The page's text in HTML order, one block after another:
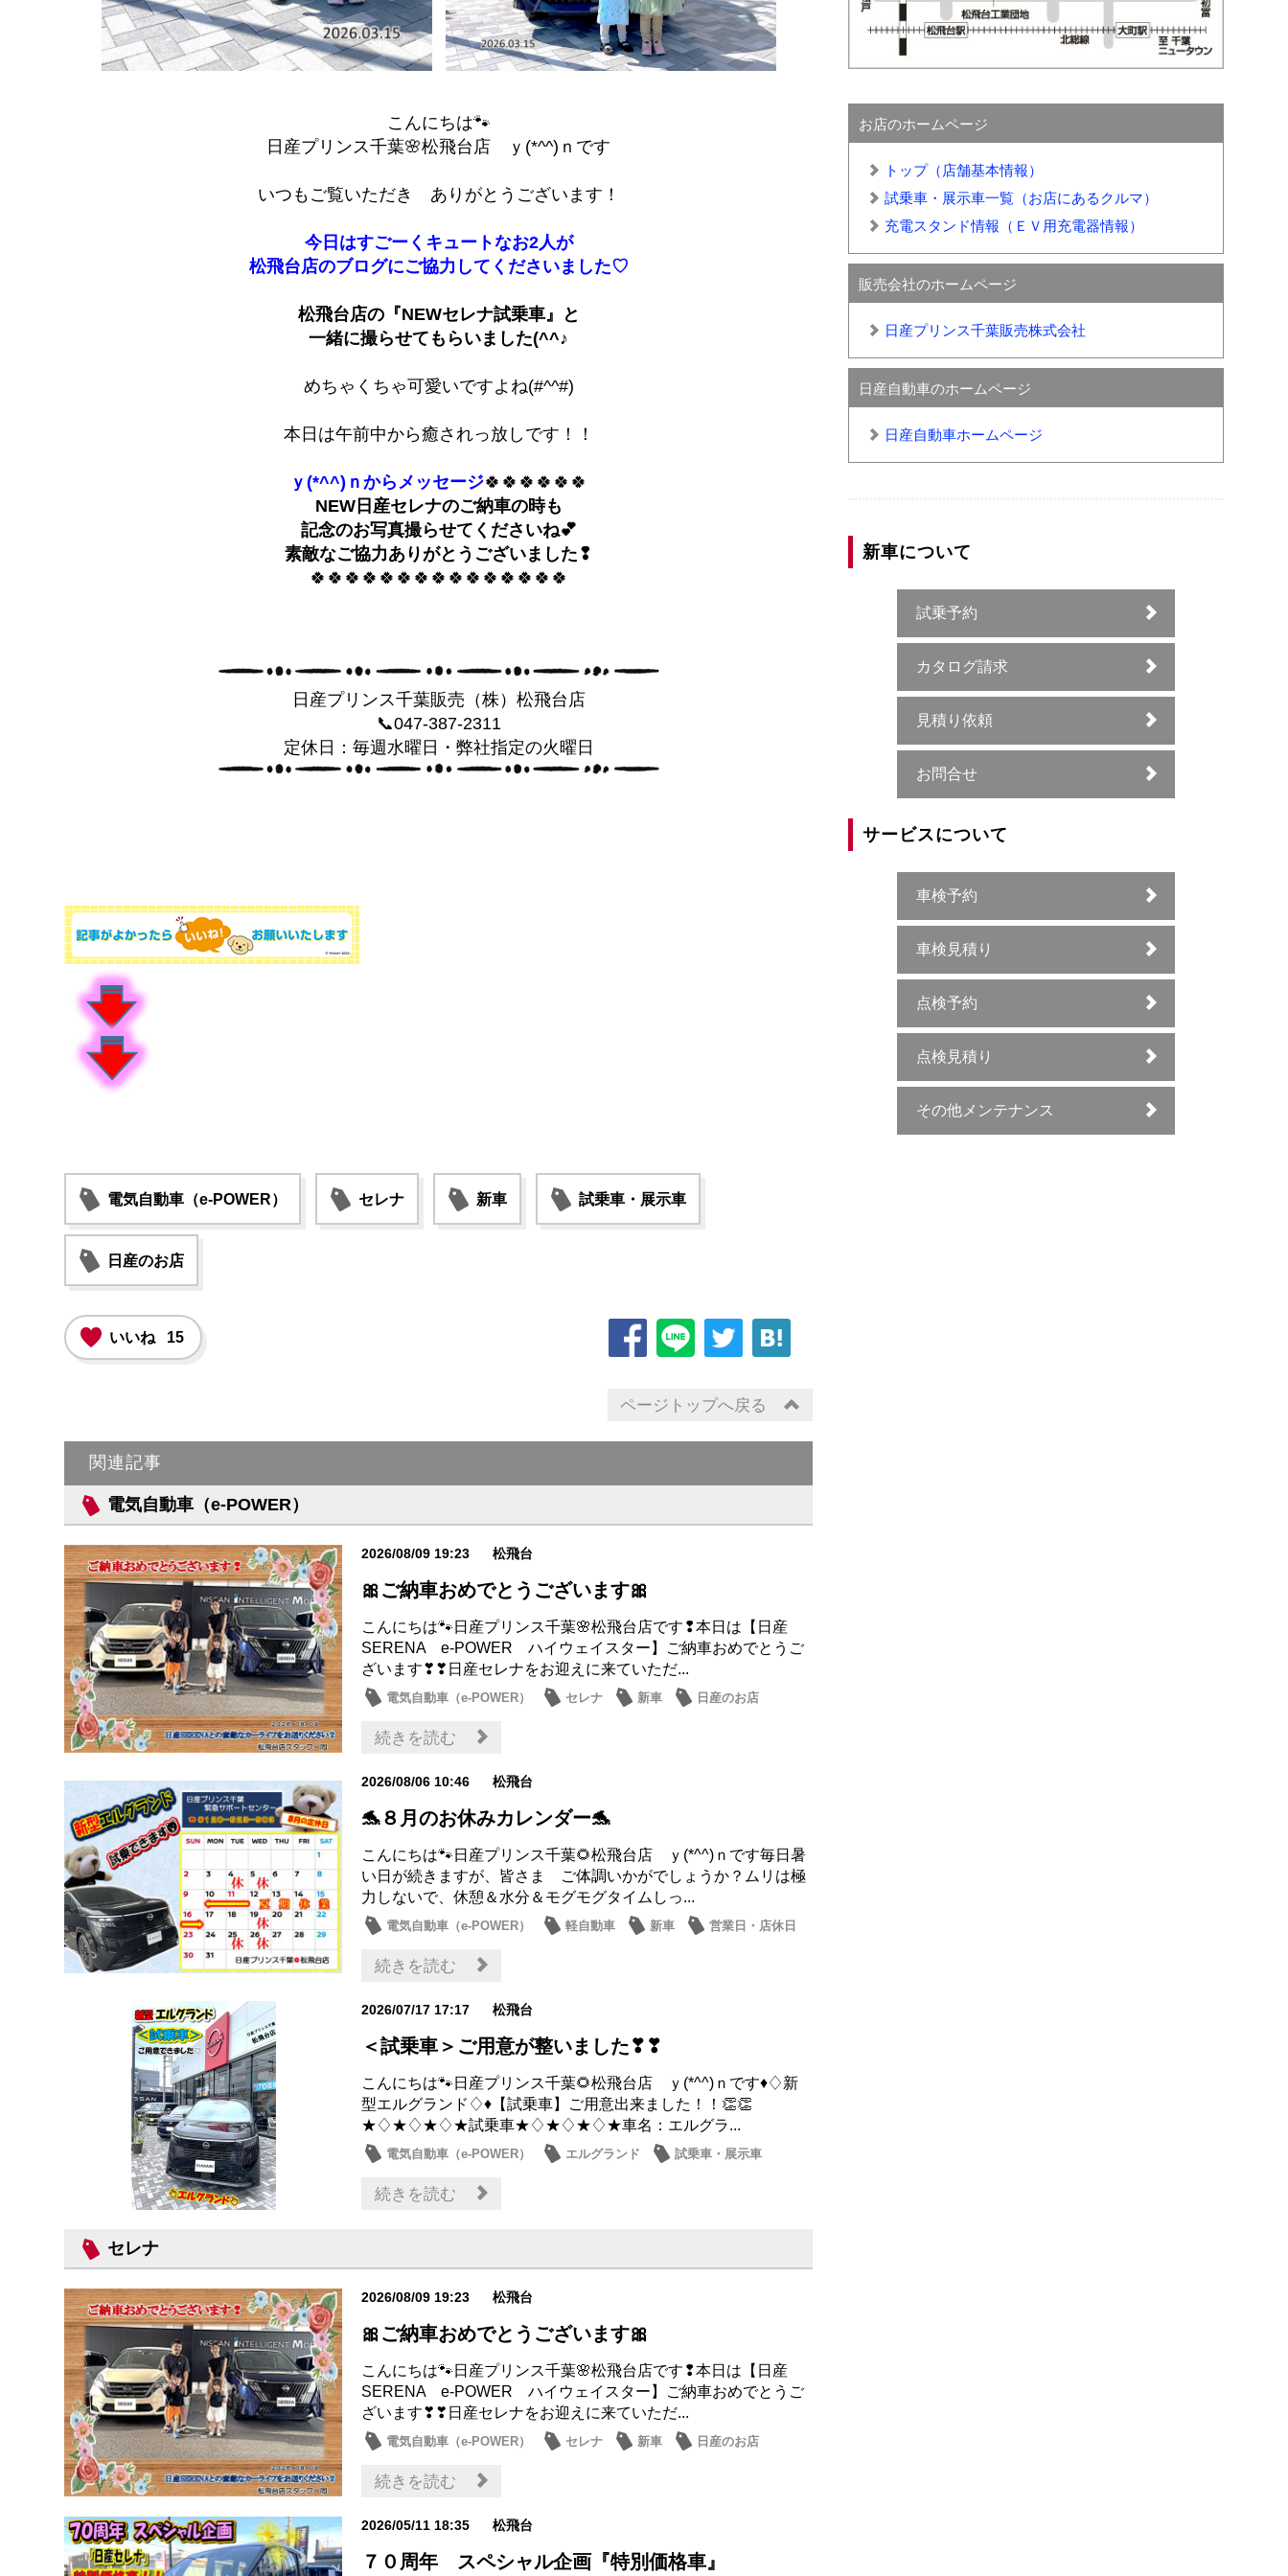
こんにちは🐾
日産プリンス千葉🌸松飛台店 ｙ(*^^)ｎです
いつもご覧いただき ありがとうございます！
今日はすごーくキュートなお2人が
松飛台店のブログにご協力してくださいました♡
松飛台店の『NEWセレナ試乗車』と
一緒に撮らせてもらいました(^^♪
めちゃくちゃ可愛いですよね(#^^#)
本日は午前中から癒されっ放しです！！
ｙ(*^^)ｎからメッセージ🍀🍀🍀🍀🍀🍀
NEW日産セレナのご納車の時も
記念のお写真撮らせてくださいね💕
素敵なご協力ありがとうございました❢
🍀🍀🍀🍀🍀🍀🍀🍀🍀🍀🍀🍀🍀🍀🍀
日産プリンス千葉販売（株）松飛台店
📞047-387-2311
定休日：毎週水曜日・弊社指定の火曜日
電気自動車（e-POWER） セレナ 新車 試乗車・展示車
日産のお店
いいね 15
ページトップへ戻る
関連記事
電気自動車（e-POWER）
2026/08/09 19:23 松飛台
🎀ご納車おめでとうございます🎀
こんにちは🐾日産プリンス千葉🌸松飛台店です❢本日は【日産
SERENA e-POWER ハイウェイスター】ご納車おめでとうご
ざいます❣❣日産セレナをお迎えに来ていただ...
電気自動車（e-POWER） セレナ 新車
日産のお店
続きを読む
2026/08/06 10:46 松飛台
🐬８月のお休みカレンダー🐬
こんにちは🐾日産プリンス千葉🌻松飛台店 ｙ(*^^)ｎです毎日暑
い日が続きますが、皆さま ご体調いかがでしょうか？ムリは極
力しないで、休憩＆水分＆モグモグタイムしっ...
電気自動車（e-POWER） 軽自動車 新車
営業日・店休日
続きを読む
2026/07/17 17:17 松飛台
＜試乗車＞ご用意が整いました❣❣
こんにちは🐾日産プリンス千葉🌻松飛台店 ｙ(*^^)ｎです♦♢新
型エルグランド♢♦【試乗車】ご用意出来ました！！👏👏
★♢★♢★♢★試乗車★♢★♢★♢★車名：エルグラ...
電気自動車（e-POWER） エルグランド
試乗車・展示車
日産のお店
続きを読む
セレナ
2026/08/09 19:23 松飛台
🎀ご納車おめでとうございます🎀
こんにちは🐾日産プリンス千葉🌸松飛台店です❢本日は【日産
SERENA e-POWER ハイウェイスター】ご納車おめでとうご
ざいます❣❣日産セレナをお迎えに来ていただ...
電気自動車（e-POWER） セレナ 新車
日産のお店
続きを読む
2026/05/11 18:35 松飛台
７０周年 スペシャル企画『特別価格車』
お店のホームページ
トップ（店舗基本情報）
試乗車・展示車一覧（お店にあるクルマ）
充電スタンド情報（ＥＶ用充電器情報）
販売会社のホームページ
日産プリンス千葉販売株式会社
日産自動車のホームページ
日産自動車ホームページ
新車について
試乗予約
カタログ請求
見積り依頼
お問合せ
サービスについて
車検予約
車検見積り
点検予約
点検見積り
その他メンテナンス